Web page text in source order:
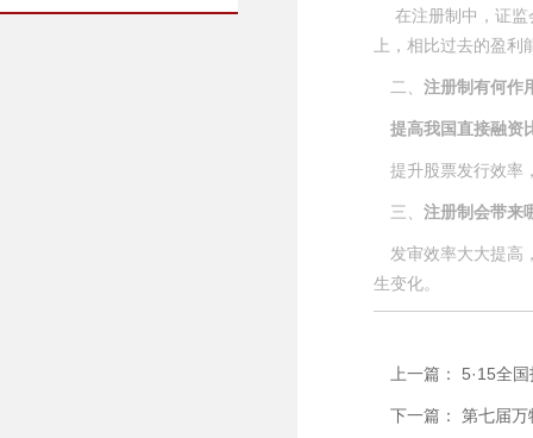
在注册制中，证
上，相比过去的盈
二、 注册制有何作
提高我国直接融资
提升股票发行效率
三、 注册制会带来
发审效率大大提高
生变化。
上一篇： 5·15全
下一篇： 第七届